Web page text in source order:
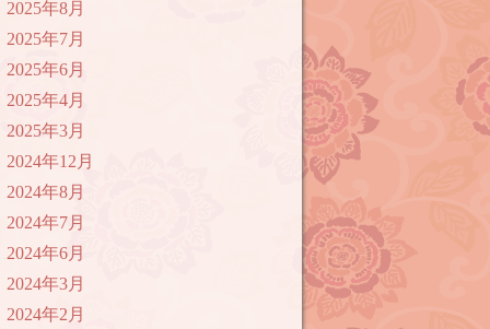
2025年8月
2025年7月
2025年6月
2025年4月
2025年3月
2024年12月
2024年8月
2024年7月
2024年6月
2024年3月
2024年2月